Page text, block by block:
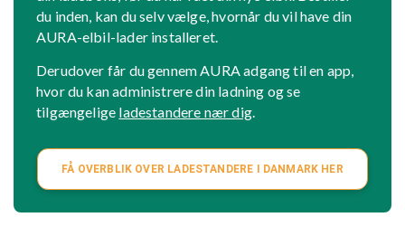
du inden, kan du selv vælge, hvornår du vil have din
AURA-elbil-lader installeret.
Derudover får du gennem AURA adgang til en app,
hvor du kan administrere din ladning og se
tilgængelige ladestandere nær dig.
FÅ OVERBLIK OVER LADESTANDERE I DANMARK HER